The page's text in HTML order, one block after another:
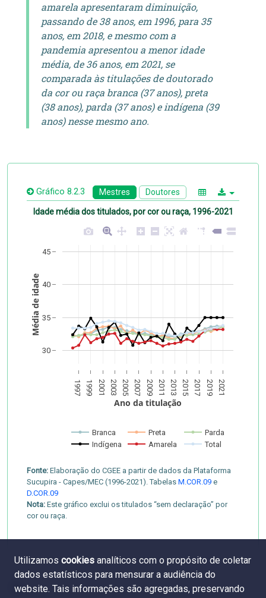
amarela apresentaram diminuição,
passando de 38 anos, em 1996, para 35
anos, em 2018, e mesmo com a
pandemia apresentou a menor idade
média, de 36 anos, em 2021, se
comparada às titulações de doutorado
da cor ou raça branca (37 anos), preta
(38 anos), parda (37 anos) e indígena (39
anos) nesse mesmo ano.
Gráfico 8.2.3 Mestres Doutores
Idade média dos titulados, por cor ou raça, 1996-2021
1997 1999 2001 2003 2005 2007 2009 2011 2013 2015 2017 2019 2021
30
35
40
45
Branca Preta
Parda
Indígena
Amarela Total
Ano da titulação
Média de idade
Fonte: Elaboração do CGEE a partir de dados da Plataforma
Sucupira - Capes/MEC (1996-2021). Tabelas M.COR.09 e
D.COR.09
Nota: Este gráfico exclui os titulados “sem declaração” por
cor ou raça.
Utilizamos cookies analíticos com o propósito de coletar
dados estatísticos para mensurar a audiência do
website. Tais informações são agregadas, preservando